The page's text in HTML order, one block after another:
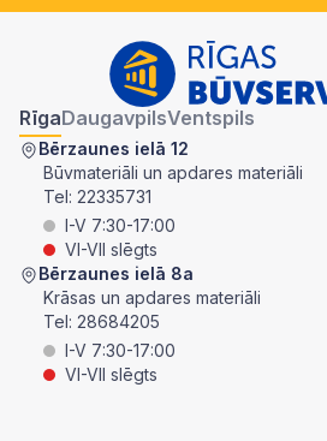
RīgaDaugavpilsVentspils
Bērzaunes ielā 12
Būvmateriāli un apdares materiāli
Tel: 22335731
I-V 7:30-17:00
VI-VII slēgts
Bērzaunes ielā 8a
Krāsas un apdares materiāli
Tel: 28684205
I-V 7:30-17:00
VI-VII slēgts